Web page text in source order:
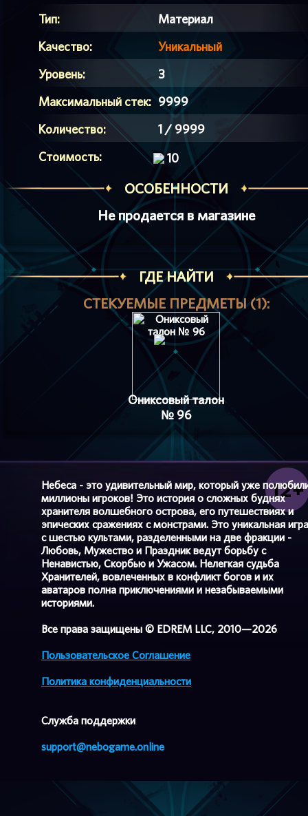
Тип:
Материал
Качество:
Уникальный
Уровень:
3
Максимальный стек: 9999
Количество:
1 / 9999
Стоимость:
10
ОСОБЕННОСТИ
Не продается в магазине
ГДЕ НАЙТИ
СТЕКУЕМЫЕ ПРЕДМЕТЫ (1):
Ониксовый талон
№ 96
Небеса - это удивительный мир, который уже
миллионы игроков! Это история о сложных буднях
хранителя волшебного острова, его путешествиях и
эпических сражениях с монстрами. Это уникальная игра
с шестью культами, разделенными на две фракции -
Любовь, Мужество и Праздник ведут борьбу с
Ненавистью, Скорбью и Ужасом. Нелегкая судьба
Хранителей, вовлеченных в конфликт богов и их
аватаров полна приключениями и незабываемыми
историями.
Все права защищены © EDREM LLC, 2010—2026
Пользовательское Соглашение
Политика конфиденциальности
Cлужба поддержки
support@nebogame.online